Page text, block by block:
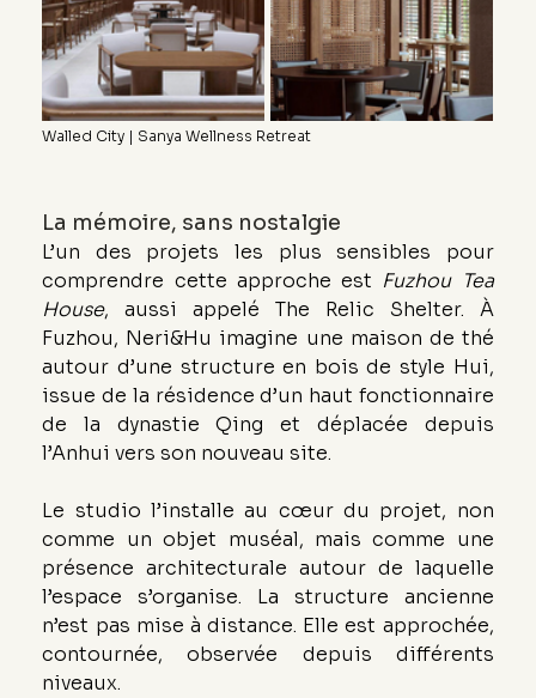
Walled City | Sanya Wellness Retreat
La mémoire, sans nostalgie
L’un des projets les plus sensibles pour
comprendre cette approche est Fuzhou Tea
House, aussi appelé The Relic Shelter. À
Fuzhou, Neri&Hu imagine une maison de thé
autour d’une structure en bois de style Hui,
issue de la résidence d’un haut fonctionnaire
de la dynastie Qing et déplacée depuis
l’Anhui vers son nouveau site.
Le studio l’installe au cœur du projet, non
comme un objet muséal, mais comme une
présence architecturale autour de laquelle
l’espace s’organise. La structure ancienne
n’est pas mise à distance. Elle est approchée,
contournée, observée depuis différents
niveaux.